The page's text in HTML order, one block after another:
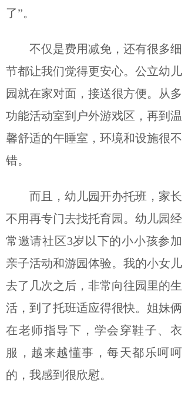
了”。
不仅是费用减免，还有很多细
节都让我们觉得更安心。公立幼儿
园就在家对面，接送很方便。从多
功能活动室到户外游戏区，再到温
馨舒适的午睡室，环境和设施很不
错。
而且，幼儿园开办托班，家长
不用再专门去找托育园。幼儿园经
常邀请社区3岁以下的小小孩参加
亲子活动和游园体验。我的小女儿
去了几次之后，非常向往园里的生
活，到了托班适应得很快。姐妹俩
在老师指导下，学会穿鞋子、衣
服，越来越懂事，每天都乐呵呵
的，我感到很欣慰。